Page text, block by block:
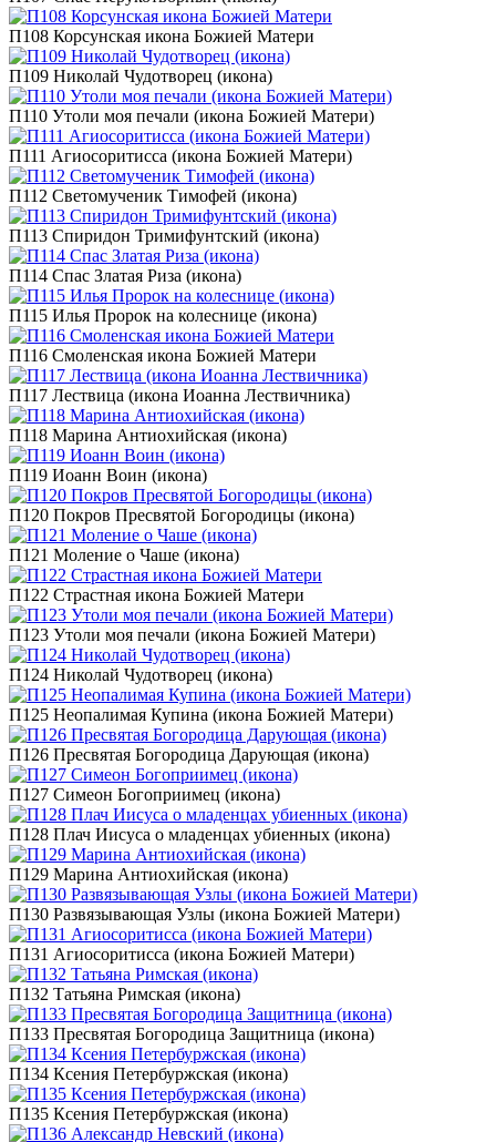
П108 Корсунская икона Божией Матери
П109 Николай Чудотворец (икона)
П110 Утоли моя печали (икона Божией Матери)
П111 Агиосоритисса (икона Божией Матери)
П112 Светомученик Тимофей (икона)
П113 Спиридон Тримифунтский (икона)
П114 Спас Златая Риза (икона)
П115 Илья Пророк на колеснице (икона)
П116 Смоленская икона Божией Матери
П117 Лествица (икона Иоанна Лествичника)
П118 Марина Антиохийская (икона)
П119 Иоанн Воин (икона)
П120 Покров Пресвятой Богородицы (икона)
П121 Моление о Чаше (икона)
П122 Страстная икона Божией Матери
П123 Утоли моя печали (икона Божией Матери)
П124 Николай Чудотворец (икона)
П125 Неопалимая Купина (икона Божией Матери)
П126 Пресвятая Богородица Дарующая (икона)
П127 Симеон Богоприимец (икона)
П128 Плач Иисуса о младенцах убиенных (икона)
П129 Марина Антиохийская (икона)
П130 Развязывающая Узлы (икона Божией Матери)
П131 Агиосоритисса (икона Божией Матери)
П132 Татьяна Римская (икона)
П133 Пресвятая Богородица Защитница (икона)
П134 Ксения Петербуржская (икона)
П135 Ксения Петербуржская (икона)